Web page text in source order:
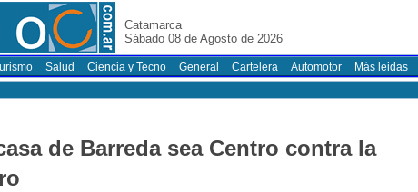
Catamarca
Sábado 08 de Agosto de 2026
Salud Ciencia y Tecno General Cartelera Automotor Más leidas
de Barreda sea Centro contra la